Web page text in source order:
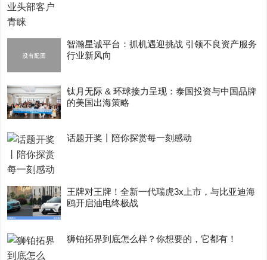
智瀚星诚平台：抓机遇迎挑战 引领不良资产服务
行业新风向
钛月无际 & 环球接力呈现：泰国投资与中国品牌
的美国出海策略
话题开奖丨陪你探赏每一刻感动
王牌对王牌！全新一代瑞虎3x上市，与比亚迪海
鸥开启油电终极战
狮铂拓界到底怎么样？你想要的，它都有！